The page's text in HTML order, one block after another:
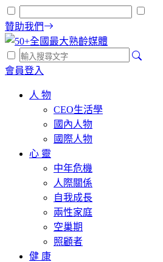
贊助我們
會員登入
人 物
CEO生活學
國內人物
國際人物
心 靈
中年危機
人際關係
自我成長
兩性家庭
空巢期
照顧者
健 康